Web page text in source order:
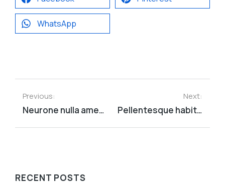
WhatsApp
Previous:
Neurone nulla amet from lorem ipsum
Next:
Pellentesque habitant morbi tristique of 2023
RECENT POSTS